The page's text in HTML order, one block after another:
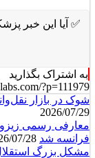
✅ آیا این خبر
به اشتراک بگذارید
?p=111979
شوک در بازار
2026/07/29
معارفی رسمی
فرانسه شد